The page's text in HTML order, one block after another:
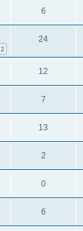
6
2
24
12
7
13
2
0
6